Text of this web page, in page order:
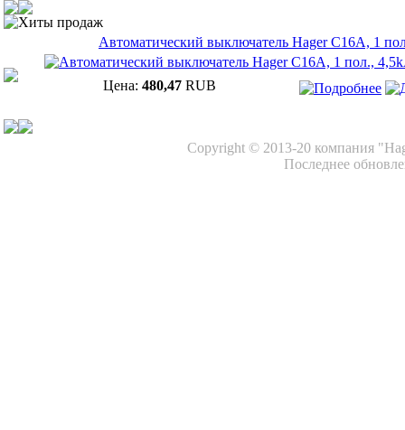
Хиты продаж
Автоматический выключатель Hager C16A, 1
Цена: 480,47 RUB
Copyright © 2013-20 компания
Последнее